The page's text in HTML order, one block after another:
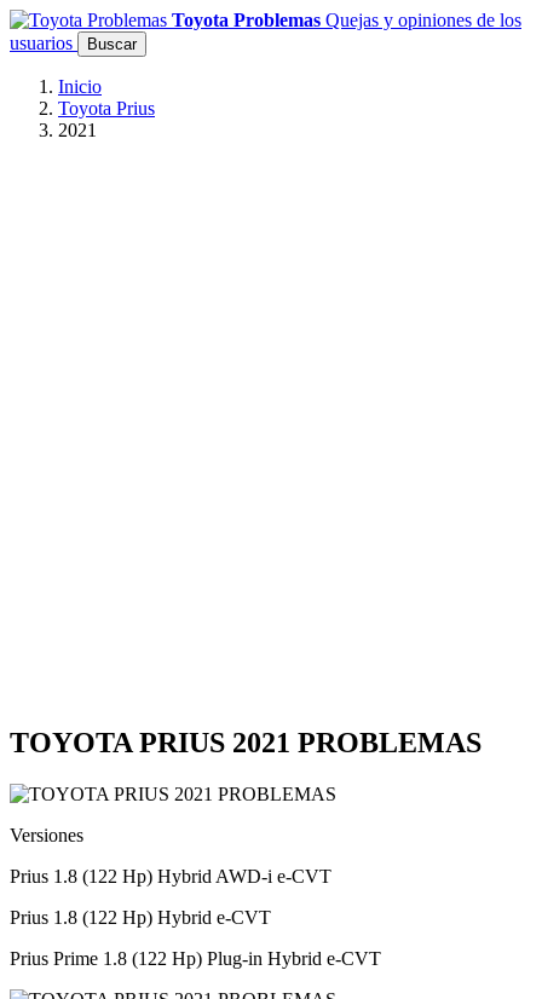
Toyota Problemas Quejas y opiniones de los
usuarios
Buscar
Inicio
Toyota Prius
2021
TOYOTA PRIUS 2021 PROBLEMAS
Versiones
Prius 1.8 (122 Hp) Hybrid AWD-i e-CVT
Prius 1.8 (122 Hp) Hybrid e-CVT
Prius Prime 1.8 (122 Hp) Plug-in Hybrid e-CVT